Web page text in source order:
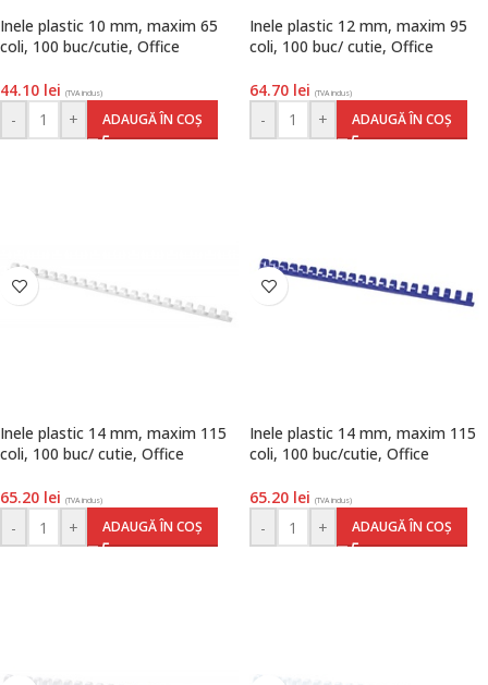
Inele plastic 10 mm, maxim 65
coli, 100 buc/cutie, Office
44.10 lei (TVA inclus)
- + ADAUGĂ ÎN COȘ
Inele plastic 12 mm, maxim 95
coli, 100 buc/ cutie, Office
64.70 lei (TVA inclus)
- + ADAUGĂ ÎN COȘ
Inele plastic 14 mm, maxim 115
coli, 100 buc/ cutie, Office
65.20 lei (TVA inclus)
- + ADAUGĂ ÎN COȘ
Inele plastic 14 mm, maxim 115
coli, 100 buc/cutie, Office
65.20 lei (TVA inclus)
- + ADAUGĂ ÎN COȘ